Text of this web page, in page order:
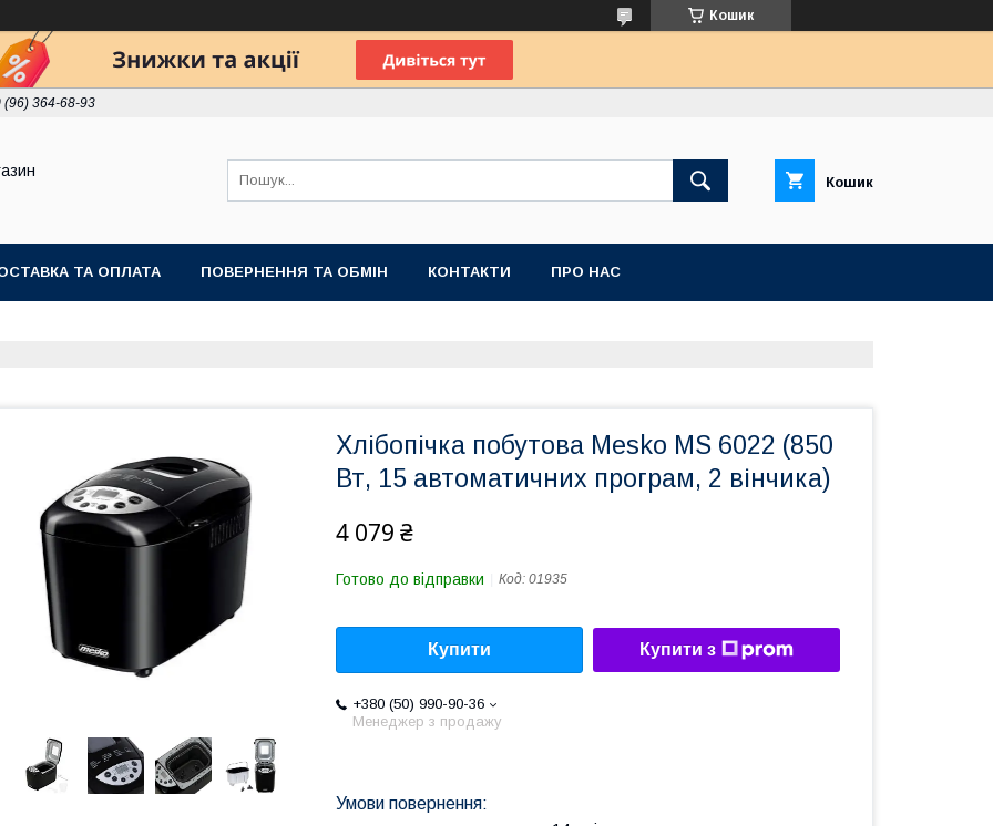
Кошик
(96) 364-68-93
Кошик
ТА ОПЛАТА ПОВЕРНЕННЯ ТА ОБМІН КОНТАКТИ ПРО НАС
Хлібопічка побутова Mesko MS 6022 (850
Вт, 15 автоматичних програм, 2 вінчика)
4 079 ₴
Готово до відправки Код: 01935
Купити Купити з
+380 (50) 990-90-36
Менеджер з продажу